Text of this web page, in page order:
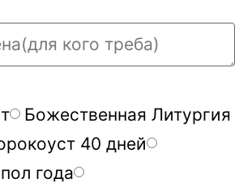
Божественная Литургия
40 дней
года